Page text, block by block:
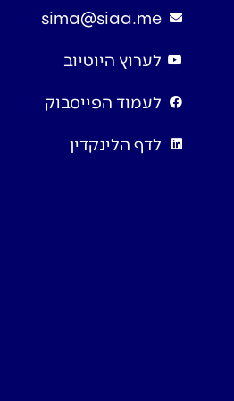
sima@siaa.me
לערוץ היוטיוב
לעמוד הפייסבוק
לדף הלינקדין